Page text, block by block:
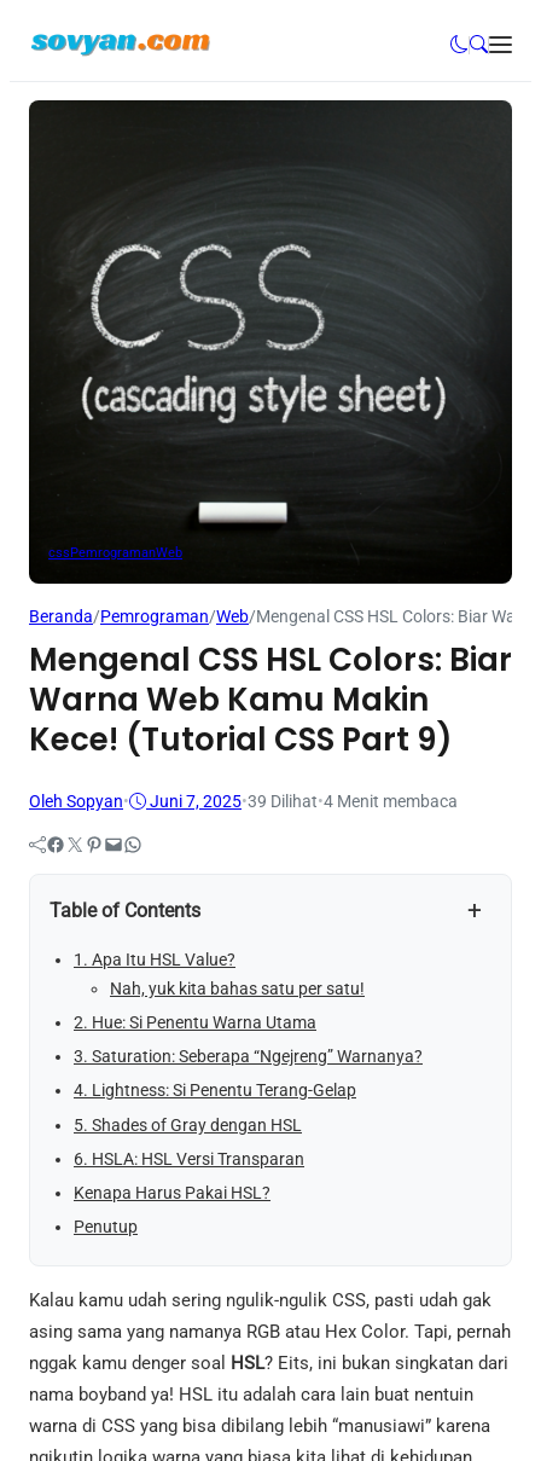
cssPemrogramanWeb
Beranda/Pemrograman/Web/Mengenal CSS HSL Colors: Biar
Mengenal CSS HSL Colors: Biar
Warna Web Kamu Makin
Kece! (Tutorial CSS Part 9)
Oleh Sopyan• Juni 7, 2025•39 Dilihat•4 Menit membaca
Facebook Twitter Pinterest Mail WhatsApp
Table of Contents +
1. Apa Itu HSL Value?
Nah, yuk kita bahas satu per satu!
2. Hue: Si Penentu Warna Utama
3. Saturation: Seberapa “Ngejreng” Warnanya?
4. Lightness: Si Penentu Terang-Gelap
5. Shades of Gray dengan HSL
6. HSLA: HSL Versi Transparan
Kenapa Harus Pakai HSL?
Penutup
Kalau kamu udah sering ngulik-ngulik CSS, pasti udah gak
asing sama yang namanya RGB atau Hex Color. Tapi, pernah
nggak kamu denger soal
HSL? Eits, ini bukan singkatan dari
nama boyband ya! HSL itu adalah cara lain buat nentuin
warna di CSS yang bisa dibilang lebih “manusiawi” karena